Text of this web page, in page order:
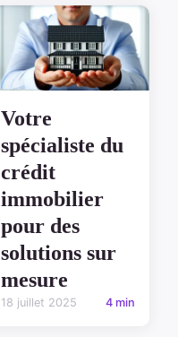
Votre
spécialiste du
crédit
immobilier
pour des
solutions sur
mesure
18 juillet 2025 4 min